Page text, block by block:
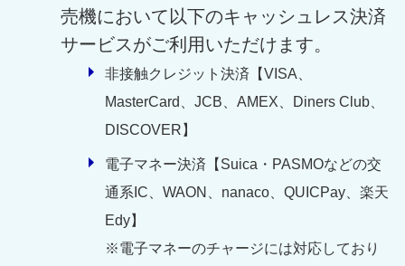
売機において以下のキャッシュレス決済
サービスがご利用いただけます。
非接触クレジット決済【VISA、
MasterCard、JCB、AMEX、Diners Club、
DISCOVER】
電子マネー決済【Suica・PASMOなどの交
通系IC、WAON、nanaco、QUICPay、楽天
Edy】
※電子マネーのチャージには対応しており